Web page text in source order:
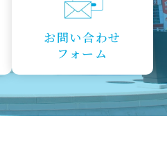
お問い合わせ
フォーム